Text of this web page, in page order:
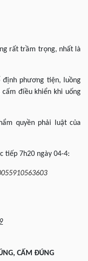
rất trầm trọng, nhất là
phương tiện, luồng
điều khiển khi uống
quyền phải luật của
tiếp 7h20 ngày 04-4:
CẤM ĐÚNG